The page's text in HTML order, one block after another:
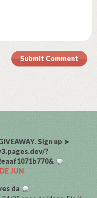
Submit Comment
Sign up ➤
?
JUN
da